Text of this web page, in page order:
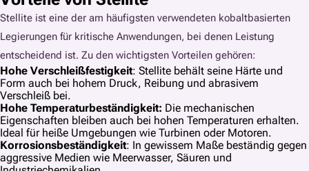
Stellite ist eine der am häufigsten verwendeten kobaltbasierten
Legierungen für kritische Anwendungen, bei denen Leistung
entscheidend ist. Zu den wichtigsten Vorteilen gehören:
Hohe Verschleißfestigkeit: Stellite behält seine Härte und
Form auch bei hohem Druck, Reibung und abrasivem
Verschleiß bei.
Hohe Temperaturbeständigkeit: Die mechanischen
Eigenschaften bleiben auch bei hohen Temperaturen erhalten.
Ideal für heiße Umgebungen wie Turbinen oder Motoren.
Korrosionsbeständigkeit: In gewissem Maße beständig gegen
aggressive Medien wie Meerwasser, Säuren und